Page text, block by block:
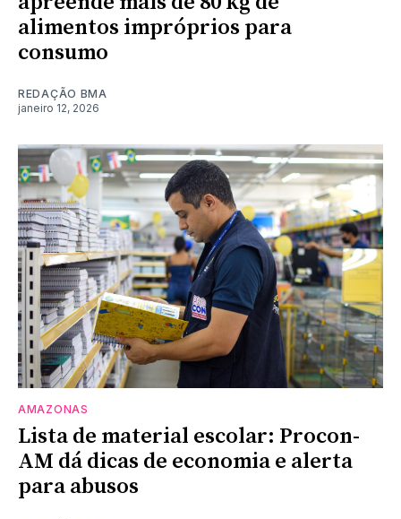
alimentos impróprios para
consumo
REDAÇÃO BMA
janeiro 12, 2026
AMAZONAS
Lista de material escolar: Procon-
AM dá dicas de economia e alerta
para abusos